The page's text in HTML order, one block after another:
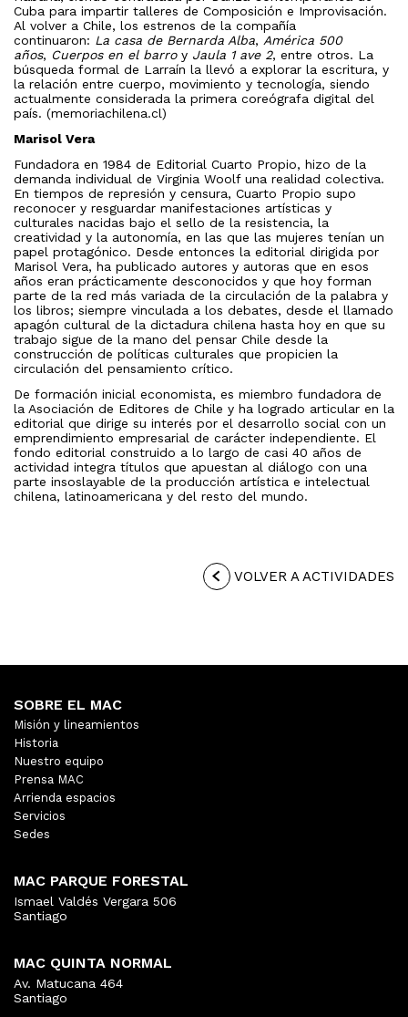
Cuba para impartir talleres de Composición e Improvisación.
Al volver a Chile, los estrenos de la compañía
continuaron: La casa de Bernarda Alba, América 500
años, Cuerpos en el barroy Jaula 1 ave 2, entre otros. La
búsqueda formal de Larraín la llevó a explorar la escritura, y
la relación entre cuerpo, movimiento y tecnología, siendo
actualmente considerada la primera coreógrafa digital del
país. (memoriachilena.cl)
Marisol Vera
Fundadora en 1984 de Editorial Cuarto Propio, hizo de la
demanda individual de Virginia Woolf una realidad colectiva.
En tiempos de represión y censura, Cuarto Propio supo
reconocer y resguardar manifestaciones artísticas y
culturales nacidas bajo el sello de la resistencia, la
creatividad y la autonomía, en las que las mujeres tenían un
papel protagónico. Desde entonces la editorial dirigida por
Marisol Vera, ha publicado autores y autoras que en esos
años eran prácticamente desconocidos y que hoy forman
parte de la red más variada de la circulación de la palabra y
los libros; siempre vinculada a los debates, desde el llamado
apagón cultural de la dictadura chilena hasta hoy en que su
trabajo sigue de la mano del pensar Chile desde la
construcción de políticas culturales que propicien la
circulación del pensamiento crítico.
De formación inicial economista, es miembro fundadora de
la Asociación de Editores de Chile y ha logrado articular en la
editorial que dirige su interés por el desarrollo social con un
emprendimiento empresarial de carácter independiente. El
fondo editorial construido a lo largo de casi 40 años de
actividad integra títulos que apuestan al diálogo con una
parte insoslayable de la producción artística e intelectual
chilena, latinoamericana y del resto del mundo.
VOLVER A ACTIVIDADES
SOBRE EL MAC
Misión y lineamientos
Historia
Nuestro equipo
Prensa MAC
Arrienda espacios
Servicios
Sedes
MAC PARQUE FORESTAL
Ismael Valdés Vergara 506
Santiago
MAC QUINTA NORMAL
Av. Matucana 464
Santiago